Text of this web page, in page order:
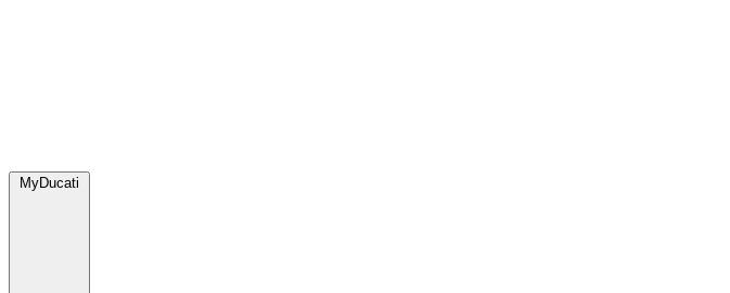
MyDucati